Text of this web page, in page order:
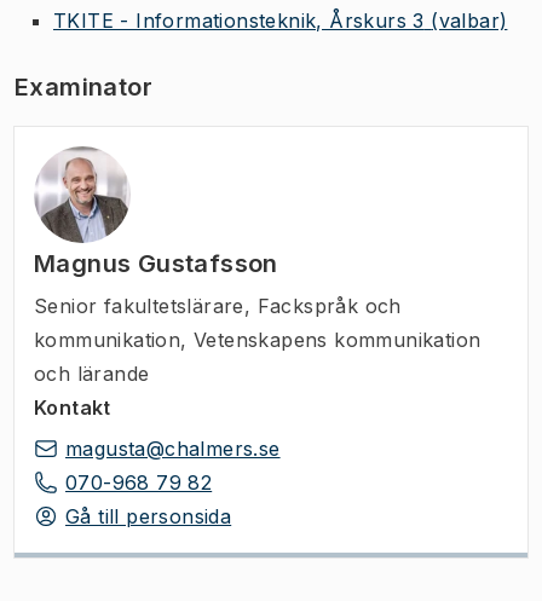
TKITE - Informationsteknik, Årskurs 3 (valbar)
Examinator
Magnus Gustafsson
Senior fakultetslärare, Fackspråk och
kommunikation, Vetenskapens kommunikation
och lärande
Kontakt
magusta@chalmers.se
070-968 79 82
Gå till personsida